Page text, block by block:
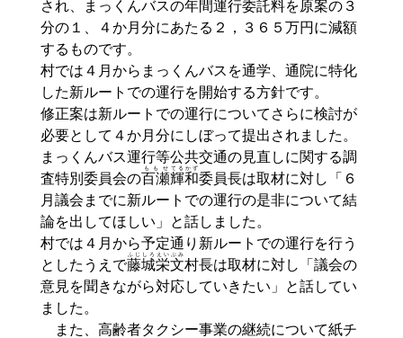
され、まっくんバスの年間運行委託料を原案の３
分の１、４か月分にあたる２，３６５万円に減額
するものです。
村では４月からまっくんバスを通学、通院に特化
した新ルートでの運行を開始する方針です。
修正案は新ルートでの運行についてさらに検討が
必要として４か月分にしぼって提出されました。
まっくんバス運行等公共交通の見直しに関する調
査特別委員会の百瀬
ももせ
輝和
てるかず
委員長は取材に対し「６
月議会までに新ルートでの運行の是非について結
論を出してほしい」と話しました。
村では４月から予定通り新ルートでの運行を行う
としたうえで藤城
ふじしろ
栄
えい
文
ぶみ
村長は取材に対し「議会の
意見を聞きながら対応していきたい」と話してい
ました。
また、高齢者タクシー事業の継続について紙チ